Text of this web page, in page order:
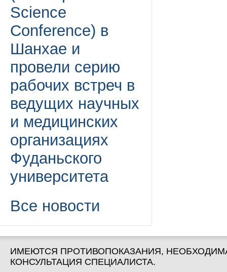
Science
Conference) в
Шанхае и
провели серию
рабочих встреч в
ведущих научных
и медицинских
организациях
Фуданьского
университета
Все новости
ИМЕЮТСЯ ПРОТИВОПОКАЗАНИЯ,
КОНСУЛЬТАЦИЯ СПЕЦИАЛИСТА.